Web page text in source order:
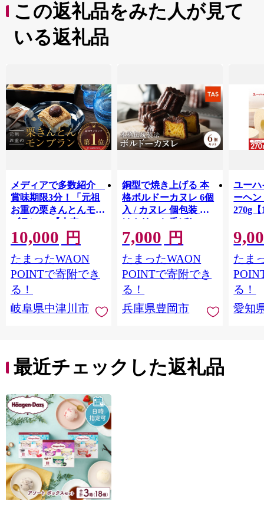
この返礼品をみた人が見て
いる返礼品
メディアで多数紹介
賞味期限3分！「元祖
お重の栗きんとんモン
ブラン」 【未来のご
褒美】スイーツ 栗 モ
ンブラン くりきんと
ん デザート ご褒美 お
取り寄せ くり お菓子
10,000 円
たまったWAON
POINTで寄附でき
る！
岐阜県中津川市
銅型で焼き上げる 本
格ボルドーカヌレ 6個
入 / カヌレ 個包装 外
はカリッと香ばしい
中はもっちり ラム酒
バニラ お取り寄せ ス
イーツ 焼き菓子 詰め
合わせ ホワイトデー
お返し 冷凍 手作り 化
粧箱入り ギフト TAS
BAKE
7,000 円
たまったWAON
POINTで寄附でき
る！
兵庫県豊岡市
ユーハ
ーヘ
270g【
たま
る！
愛知
最近チェックした返礼品